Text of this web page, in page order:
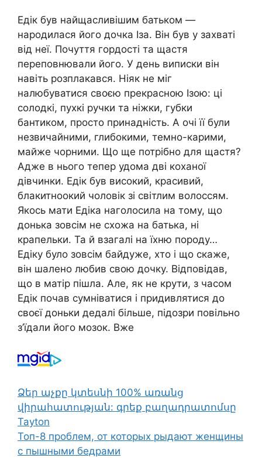
Едік був найщасливішим батьком —
народилася його дочка Іза. Він був у захваті
від неї. Почуття гордості та щастя
переповнювали його. У день виписки він
навіть розплакався. Ніяк не міг
налюбуватися своєю прекрасною Ізою: ці
солодкі, пухкі ручки та ніжки, губки
бантиком, просто принадність. А очі її були
незвичайними, глибокими, темно-карими,
майже чорними. Що ще потрібно для щастя?
Адже в нього тепер удома дві коханої
дівчинки. Едік був високий, красивий,
блакитноокий чоловік зі світлим волоссям.
Якось мати Едіка наголосила на тому, що
донька зовсім не схожа на батька, ні
крапельки. Та й взагалі на їхню породу…
Едіку було зовсім байдуже, хто і що скаже,
він шалено любив свою дочку. Відповідав,
що в матір пішла. Але, як не крути, з часом
Едік почав сумніватися і придивлятися до
своєї доньки дедалі більше, підозри повільно
з’їдали його мозок. Вже
Ձեր աչքը կտեսնի 100% առանց
վիրահատության: գրեք բաղադրատոմսը
Tayton
Топ-8 проблем, от которых рыдают женщины
с пышными бедрами